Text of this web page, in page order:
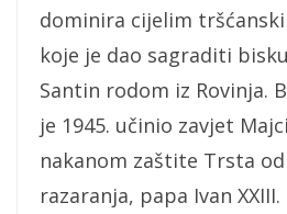
dominira cijelim
koje je dao sagraditi
Santin rodom iz Rovinja.
je 1945. učinio zavjet
nakanom zaštite Trsta
razaranja, papa Ivan